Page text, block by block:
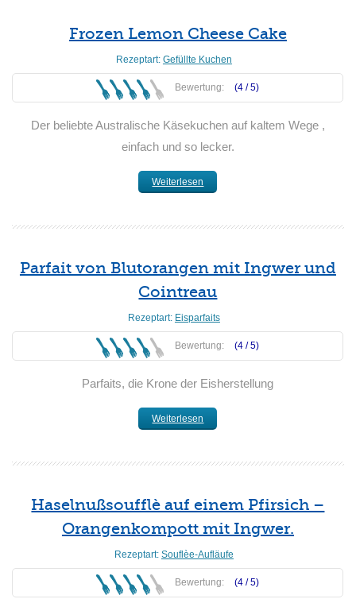
Frozen Lemon Cheese Cake
Rezeptart: Gefüllte Kuchen
Bewertung: (4 /5)
Der beliebte Australische Käsekuchen auf kaltem Wege ,
einfach und so lecker.
Weiterlesen
Parfait von Blutorangen mit Ingwer und
Cointreau
Rezeptart: Eisparfaits
Bewertung: (4 /5)
Parfaits, die Krone der Eisherstellung
Weiterlesen
Haselnußsoufflè auf einem Pfirsich –
Orangenkompott mit Ingwer.
Rezeptart: Souflèe-Aufläufe
Bewertung: (4 /5)